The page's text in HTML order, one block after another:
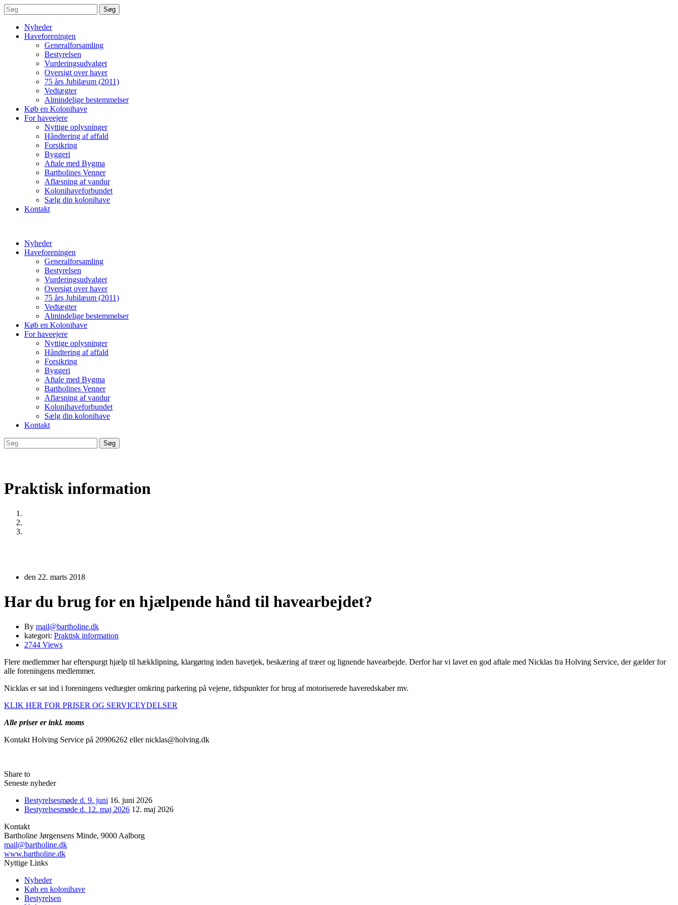
Søg
Nyheder
Haveforeningen
Generalforsamling
Bestyrelsen
Vurderingsudvalget
Oversigt over haver
75 års Jubilæum (2011)
Vedtægter
Almindelige bestemmelser
Køb en Kolonihave
For haveejere
Nyttige oplysninger
Håndtering af affald
Forsikring
Byggeri
Aftale med Bygma
Bartholines Venner
Aflæsning af vandur
Kolonihaveforbundet
Sælg din kolonihave
Kontakt
Nyheder
Haveforeningen
Generalforsamling
Bestyrelsen
Vurderingsudvalget
Oversigt over haver
75 års Jubilæum (2011)
Vedtægter
Almindelige bestemmelser
Køb en Kolonihave
For haveejere
Nyttige oplysninger
Håndtering af affald
Forsikring
Byggeri
Aftale med Bygma
Bartholines Venner
Aflæsning af vandur
Kolonihaveforbundet
Sælg din kolonihave
Kontakt
Søg
Praktisk information
den 22. marts 2018
Har du brug for en hjælpende hånd til havearbejdet?
By mail@bartholine.dk
kategori: Praktisk information
2744 Views
Flere medlemmer har efterspurgt hjælp til hækklipning, klargøring inden havetjek, beskæring af træer og lignende havearbejde. Derfor har vi lavet en god aftale med Nicklas fra Holving Service, der gælder for
alle foreningens medlemmer.
Nicklas er sat ind i foreningens vedtægter omkring parkering på vejene, tidspunkter for brug af motoriserede haveredskaber mv.
KLIK HER FOR PRISER OG SERVICEYDELSER
Alle priser er inkl. moms
Kontakt Holving Service på 20906262 eller nicklas@holving.dk
Share to
Seneste nyheder
Bestyrelsesmøde d. 9. juni 16. juni 2026
Bestyrelsesmøde d. 12. maj 2026 12. maj 2026
Kontakt
Bartholine Jørgensens Minde, 9000 Aalborg
mail@bartholine.dk
www.bartholine.dk
Nyttige Links
Nyheder
Køb en kolonihave
Bestyrelsen